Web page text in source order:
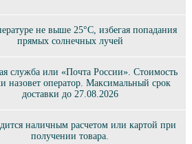
не выше 25°C, избегая попадания
прямых солнечных лучей
служба или «Почта России». Стоимость
назовет оператор. Максимальный срок
доставки до 27.08.2026
наличным расчетом или картой при
получении товара.